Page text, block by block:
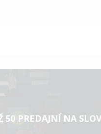
50 PREDAJNÍ NA